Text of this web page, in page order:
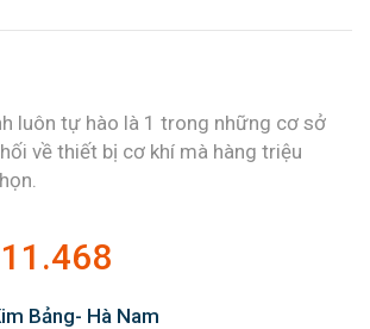
luôn tự hào là 1 trong những cơ sở
về thiết bị cơ khí mà hàng triệu
Bảng- Hà Nam